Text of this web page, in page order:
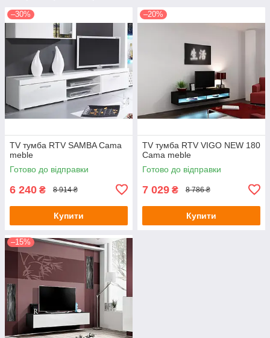
–30%
TV тумба RTV SAMBA Cama
meble
Готово до відправки
6 240 ₴ 8 914 ₴
Купити
–20%
TV тумба RTV VIGO NEW 180
Cama meble
Готово до відправки
7 029 ₴ 8 786 ₴
Купити
–15%